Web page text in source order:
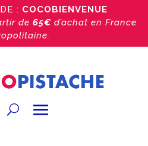
: COCOBIENVENUE
de 65€ d’achat en France